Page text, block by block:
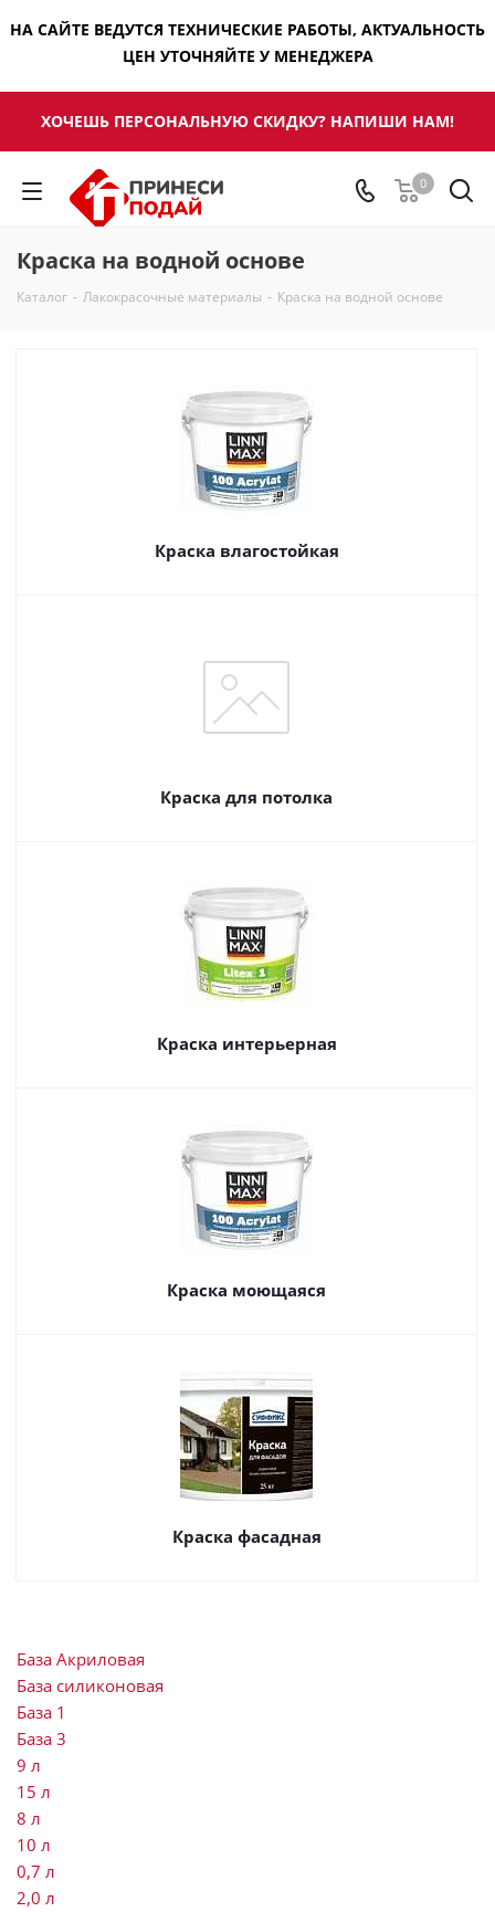
НА САЙТЕ ВЕДУТСЯ ТЕХНИЧЕСКИЕ РАБОТЫ, АКТУАЛЬНОСТЬ
ЦЕН УТОЧНЯЙТЕ У МЕНЕДЖЕРА
ХОЧЕШЬ ПЕРСОНАЛЬНУЮ СКИДКУ? НАПИШИ НАМ!
0
Краска на водной основе
Каталог - Лакокрасочные материалы - Краска на водной основе
Краска влагостойкая
Краска для потолка
Краска интерьерная
Краска моющаяся
Краска фасадная
База Акриловая
База силиконовая
База 1
База 3
9 л
15 л
8 л
10 л
0,7 л
2,0 л